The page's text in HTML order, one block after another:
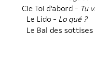
Cie Toi d’abord - Tu
Le Lido - Lo qué ?
Le Bal des